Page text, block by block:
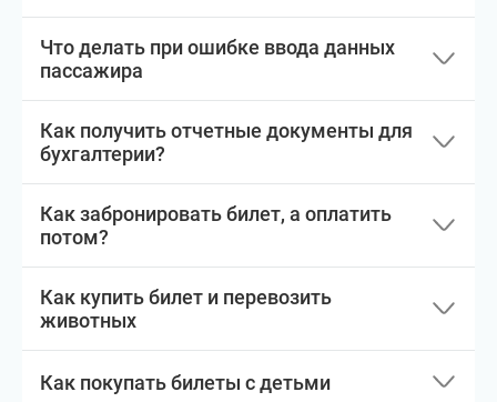
Что делать при ошибке ввода данных
пассажира
Как получить отчетные документы для
бухгалтерии?
Как забронировать билет, а оплатить
потом?
Как купить билет и перевозить
животных
Как покупать билеты с детьми